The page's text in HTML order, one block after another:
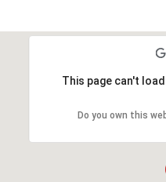
This page can't
Do you own this